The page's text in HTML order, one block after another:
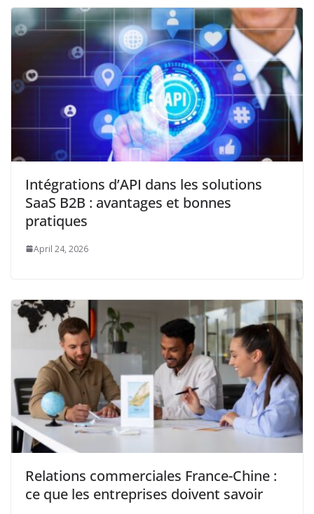
Intégrations d’API dans les solutions
SaaS B2B : avantages et bonnes
pratiques
April 24, 2026
Relations commerciales France-Chine :
ce que les entreprises doivent savoir